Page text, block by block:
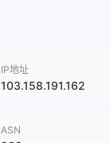
IP地址
103.158.191.162
ASN